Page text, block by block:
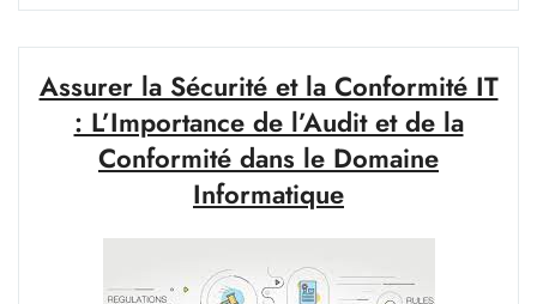
la
formation
et
la
certification
réseau"
Assurer la Sécurité et la Conformité IT
: L’Importance de l’Audit et de la
Conformité dans le Domaine
Informatique